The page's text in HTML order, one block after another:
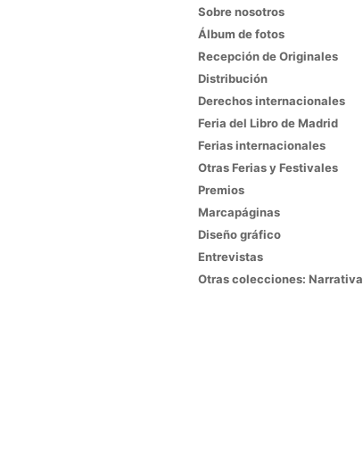
Sobre nosotros
Álbum de fotos
Recepción de Originales
Distribución
Derechos internacionales
Feria del Libro de Madrid
Ferias internacionales
Otras Ferias y Festivales
Premios
Marcapáginas
Diseño gráfico
Entrevistas
Otras colecciones: Narrativa